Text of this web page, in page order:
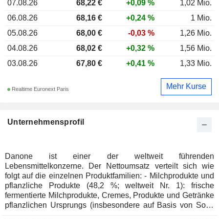
Unternehmensprofil
Danone ist einer der weltweit führenden
Lebensmittelkonzerne. Der Nettoumsatz verteilt sich wie
folgt auf die einzelnen Produktfamilien: - Milchprodukte und
pflanzliche Produkte (48,2 %; weltweit Nr. 1): frische
fermentierte Milchprodukte, Cremes, Produkte und Getränke
pflanzlichen Ursprungs (insbesondere auf Basis von Soja,
07.08.26 68,22 € +0,09 %
1,02 Mio.
06.08.26
68,16 € +0,24 %
1 Mio.
05.08.26
68,00 € -0,03 %
1,26 Mio.
04.08.26
68,02 € +0,32 %
1,56 Mio.
03.08.26
67,80 € +0,41 % 1,33 Mio.
Realtime Euronext Paris Mehr Kurse